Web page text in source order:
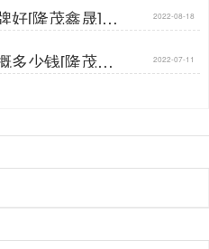
好[隆茂鑫晟]… 2022-08-18
多少钱[隆茂鑫 2022-07-11